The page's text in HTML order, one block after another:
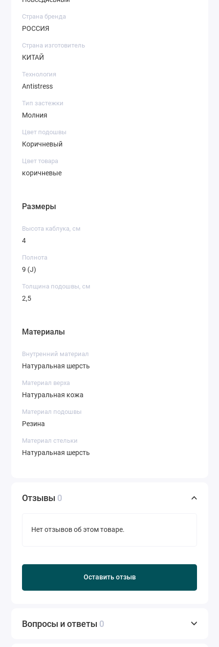
Страна бренда
РОССИЯ
Страна изготовитель
КИТАЙ
Технология
Antistress
Тип застежки
Молния
Цвет подошвы
Коричневый
Цвет товара
коричневые
Размеры
Высота каблука, см
4
Полнота
9 (J)
Толщина подошвы, см
2,5
Материалы
Внутренний материал
Натуральная шерсть
Материал верха
Натуральная кожа
Материал подошвы
Резина
Материал стельки
Натуральная шерсть
Отзывы 0
Нет отзывов об этом товаре.
Оставить отзыв
Вопросы и ответы 0